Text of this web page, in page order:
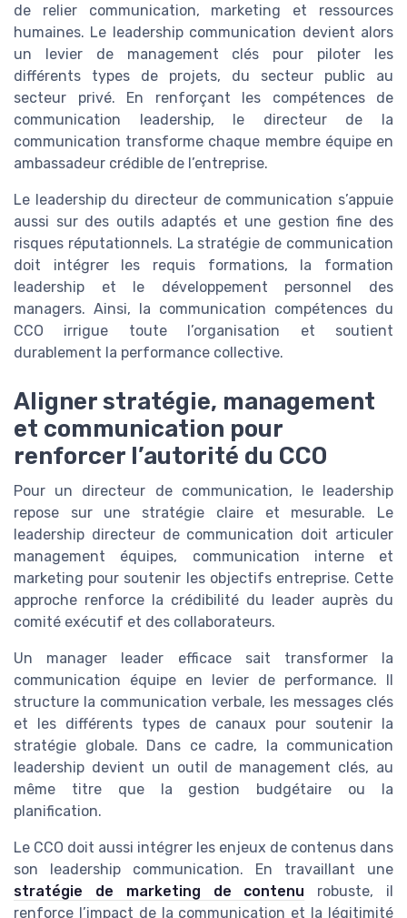
de relier communication, marketing et ressources
humaines. Le leadership communication devient alors
un levier de management clés pour piloter les
différents types de projets, du secteur public au
secteur privé. En renforçant les compétences de
communication leadership, le directeur de la
communication transforme chaque membre équipe en
ambassadeur crédible de l’entreprise.
Le leadership du directeur de communication s’appuie
aussi sur des outils adaptés et une gestion fine des
risques réputationnels. La stratégie de communication
doit intégrer les requis formations, la formation
leadership et le développement personnel des
managers. Ainsi, la communication compétences du
CCO irrigue toute l’organisation et soutient
durablement la performance collective.
Aligner stratégie, management
et communication pour
renforcer l’autorité du CCO
Pour un directeur de communication, le leadership
repose sur une stratégie claire et mesurable. Le
leadership directeur de communication doit articuler
management équipes, communication interne et
marketing pour soutenir les objectifs entreprise. Cette
approche renforce la crédibilité du leader auprès du
comité exécutif et des collaborateurs.
Un manager leader efficace sait transformer la
communication équipe en levier de performance. Il
structure la communication verbale, les messages clés
et les différents types de canaux pour soutenir la
stratégie globale. Dans ce cadre, la communication
leadership devient un outil de management clés, au
même titre que la gestion budgétaire ou la
planification.
Le CCO doit aussi intégrer les enjeux de contenus dans
son leadership communication. En travaillant une
stratégie de marketing de contenu robuste, il
renforce l’impact de la communication et la légitimité